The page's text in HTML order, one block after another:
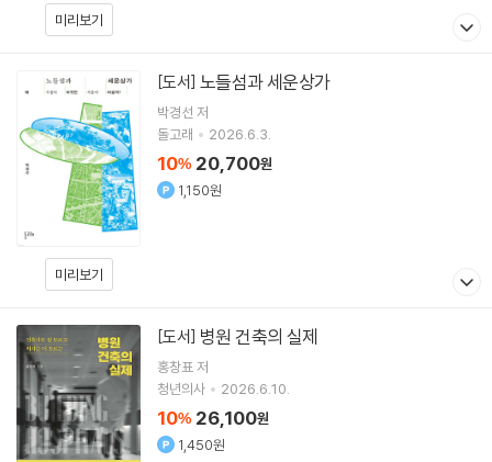
미리보기
미리보기
[도서] 노들섬과 세운상가
박경선 저
돌고래
2026.6.3.
10% 20,700원
1,150원
[도서] 병원 건축의 실제
홍창표 저
청년의사
2026.6.10.
10% 26,100원
1,450원